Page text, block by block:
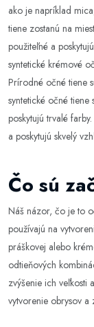
ako je napríklad
tiene zostanú na
použiteľné a
syntetické krémové
Prírodné očné tiene
syntetické očné
poskytujú trvalé
a poskytujú skvelý
Čo sú
Náš názor, čo je to
používajú na
práškovej alebo
odtieňových
zvýšenie ich veľkosti
vytvorenie obrysov